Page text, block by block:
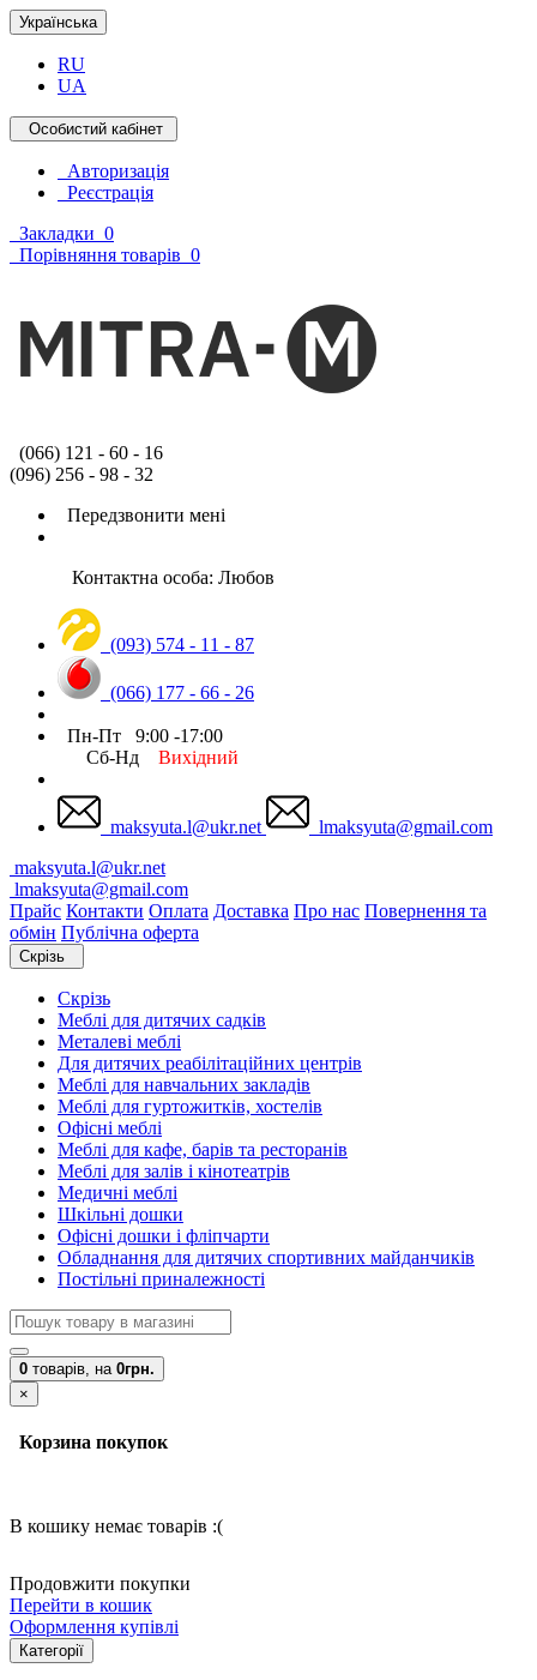
Українська
RU
UA
Особистий кабінет
Авторизація
Реєстрація
Закладки 0
Порівняння товарів 0
(066) 121 - 60 - 16
(096) 256 - 98 - 32
Передзвонити мені
Контактна особа: Любов
(093) 574 - 11 - 87
(066) 177 - 66 - 26
Пн-Пт 9:00 -17:00
Сб-Нд Вихідний
maksyuta.l@ukr.net
lmaksyuta@gmail.com
maksyuta.l@ukr.net
lmaksyuta@gmail.com
Прайс Контакти Оплата Доставка Про нас Повернення та
обмін Публічна оферта
Скрізь
Скрізь
Меблі для дитячих садків
Металеві меблі
Для дитячих реабілітаційних центрів
Меблі для навчальних закладів
Меблі для гуртожитків, хостелів
Офісні меблі
Меблі для кафе, барів та ресторанів
Меблі для залів і кінотеатрів
Медичні меблі
Шкільні дошки
Офісні дошки і фліпчарти
Обладнання для дитячих спортивних майданчиків
Постільні приналежності
0 товарів, на 0грн.
×
Корзина покупок
В кошику немає товарів :(
Продовжити покупки
Перейти в кошик
Оформлення купівлі
Категорії